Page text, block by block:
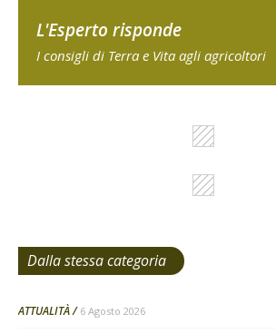
L'Esperto risponde
I consigli di Terra e Vita agli agricoltori
Dalla stessa categoria
ATTUALITÀ 6 Agosto 2026